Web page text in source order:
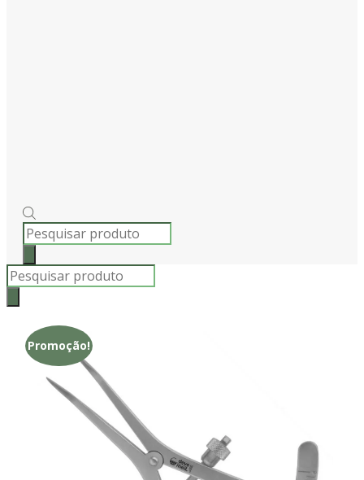
PRODUCTS
SEARCH
Products
search
Promoção!